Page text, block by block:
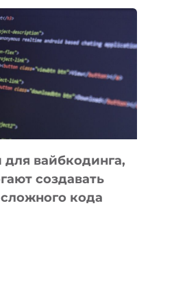
вайбкодинга,
создавать
кода